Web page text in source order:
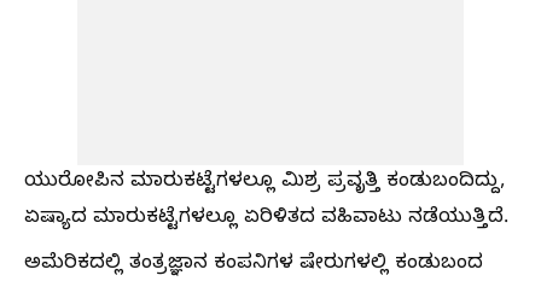
ಯುರೋಪಿನ ಮಾರುಕಟ್ಟೆಗಳಲ್ಲೂ ಮಿಶ್ರ ಪ್ರವೃತ್ತಿ ಕಂಡುಬಂದಿದ್ದು,
ಏಷ್ಯಾದ ಮಾರುಕಟ್ಟೆಗಳಲ್ಲೂ ಏರಿಳಿತದ ವಹಿವಾಟು ನಡೆಯುತ್ತಿದೆ.
ಅಮೆರಿಕದಲ್ಲಿ ತಂತ್ರಜ್ಞಾನ ಕಂಪನಿಗಳ ಷೇರುಗಳಲ್ಲಿ ಕಂಡುಬಂದ